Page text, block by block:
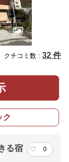
クチコミ数 : 32 件
ク
る宿 0